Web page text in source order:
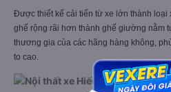
Được thiết kế cải tiến từ xe lớn thành loại
ghế rộng rãi hơn thành ghế giường nằm
thương gia của các hãng hàng không,
to cao.